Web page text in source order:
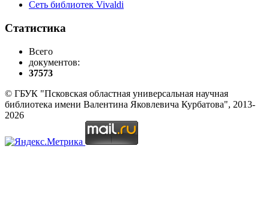
Сеть библиотек Vivaldi
Статистика
Всего
документов:
37573
© ГБУК "Псковская областная универсальная научная
библиотека имени Валентина Яковлевича Курбатова", 2013-
2026